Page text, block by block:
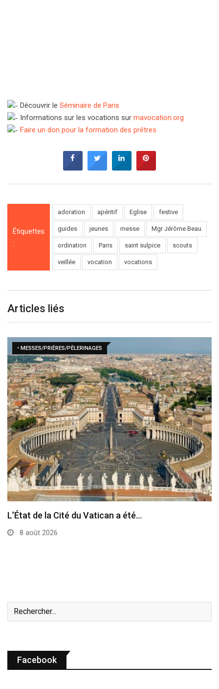
Découvrir le Séminaire de Paris
Informations sur les vocations sur mavocation.org
Faire un don pour la formation des prêtres
Étiquettes
:
adoration apéritif Eglise festive
guides jeunes messe Mgr Jérôme Beau
ordination Paris saint sulpice scouts
veillée vocation vocations
Articles liés
• MESSES/PRIÈRES/PÈLERINAGES
L’État de la Cité du Vatican a été…
8 août 2026
Facebook